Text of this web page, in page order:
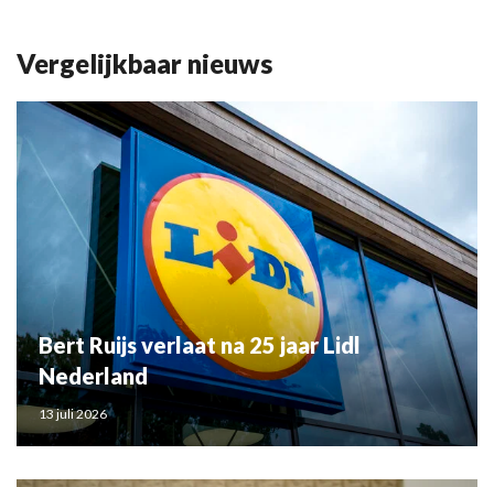
Vergelijkbaar nieuws
Bert Ruijs verlaat na 25 jaar Lidl
Nederland
13 juli 2026